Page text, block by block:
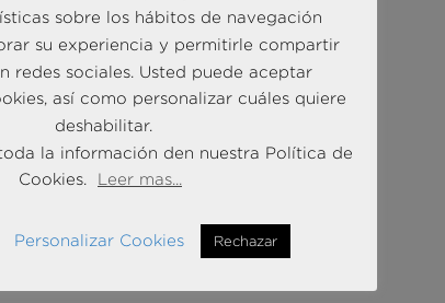
sobre los hábitos de navegación
su experiencia y permitirle compartir
redes sociales. Usted puede aceptar
así como personalizar cuáles quiere
deshabilitar.
la información den nuestra Política de
Cookies.
Leer mas...
Personalizar Cookies Rechazar